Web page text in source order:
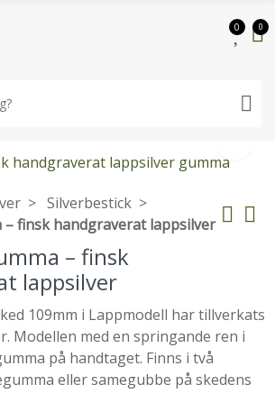
0 0
Silverbestick
– finsk handgraverat lappsilver
– finsk
lappsilver
109mm i Lappmodell har tillverkats
Modellen med en springande ren i
på handtaget. Finns i två
eller samegubbe på skedens